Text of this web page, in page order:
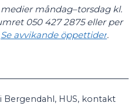
måndag–torsdag kl.
050 427 2875 eller per
Se avvikande öppettider.
HUS, kontakt